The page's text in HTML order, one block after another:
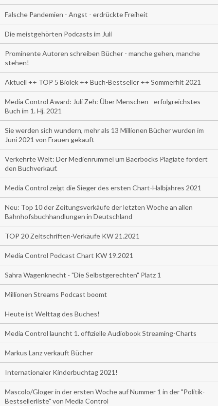
Falsche Pandemien - Angst - erdrückte Freiheit
Die meistgehörten Podcasts im Juli
Prominente Autoren schreiben Bücher - manche gehen, manche
stehen!
Aktuell ++ TOP 5 Biolek ++ Buch-Bestseller ++ Sommerhit 2021
Media Control Award: Juli Zeh: Über Menschen - erfolgreichstes
Buch im 1. Hj. 2021
Sie werden sich wundern, mehr als 13 Millionen Bücher wurden im
Juni 2021 von Frauen gekauft
Verkehrte Welt: Der Medienrummel um Baerbocks Plagiate fördert
den Buchverkauf.
Media Control zeigt die Sieger des ersten Chart-Halbjahres 2021
Neu: Top 10 der Zeitungsverkäufe der letzten Woche an allen
Bahnhofsbuchhandlungen in Deutschland
TOP 20 Zeitschriften-Verkäufe KW 21.2021
Media Control Podcast Chart KW 19.2021
Sahra Wagenknecht - "Die Selbstgerechten" Platz 1
Millionen Streams Podcast boomt
Heute ist Welttag des Buches!
Media Control launcht 1. offizielle Audiobook Streaming-Charts
Markus Lanz verkauft Bücher
Internationaler Kinderbuchtag 2021!
Mascolo/Gloger in der ersten Woche auf Nummer 1 in der "Politik-
Bestsellerliste" von Media Control